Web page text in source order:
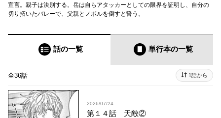
宣言。親子は決別する。岳は自らアタッカーとしての限界を証明し、自分の
切り拓いたバレーで、父親とノボルを倒すと誓う。
話の一覧 単行本の一覧
全36話 1話から
2026/07/24
第１４話 天敵②